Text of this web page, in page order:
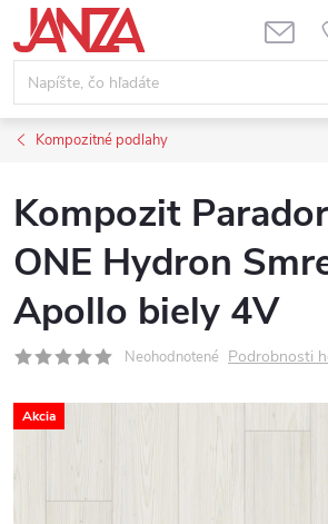
Prejsť na obsah
Kompozitné podlahy
Kompozit
ONE Hydron
Apollo biely 4V
Neohodnotené Podrobnosti
Akcia